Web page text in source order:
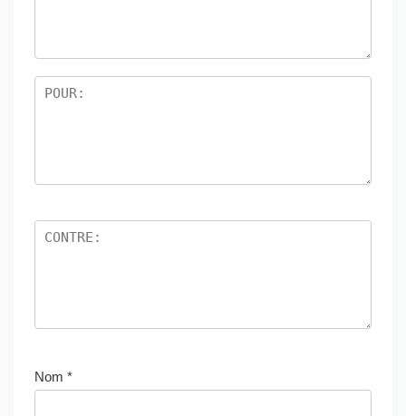
Nom *